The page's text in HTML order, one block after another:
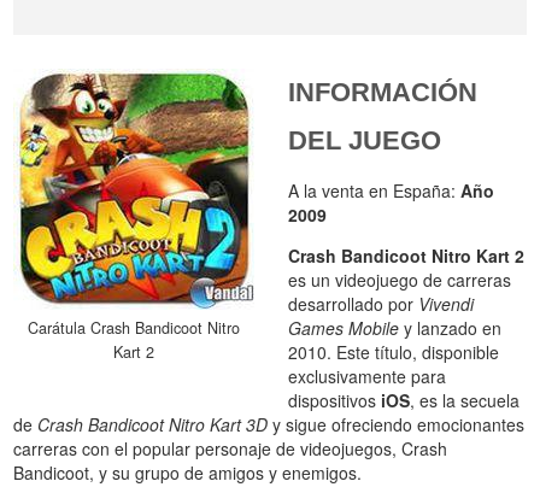
Carátula Crash Bandicoot Nitro
Kart 2
INFORMACIÓN
DEL JUEGO
A la venta en España:Año
2009
Crash Bandicoot Nitro Kart 2
es un videojuego de carreras
desarrollado por Vivendi
Games Mobile y lanzado en
2010. Este título, disponible
exclusivamente para
dispositivos iOS, es la secuela
de Crash Bandicoot Nitro Kart 3D y sigue ofreciendo emocionantes
carreras con el popular personaje de videojuegos, Crash
Bandicoot, y su grupo de amigos y enemigos.